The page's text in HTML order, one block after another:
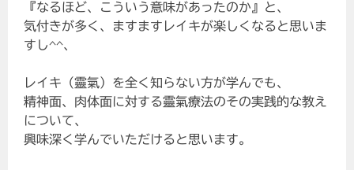
『なるほど、こういう意味があったのか』と、
気付きが多く、ますますレイキが楽しくなると思いま
すし^^、
レイキ（靈氣）を全く知らない方が学んでも、
精神面、肉体面に対する靈氣療法のその実践的な教え
について、
興味深く学んでいただけると思います。